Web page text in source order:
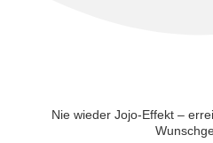
Nie wieder Jojo-Effekt –